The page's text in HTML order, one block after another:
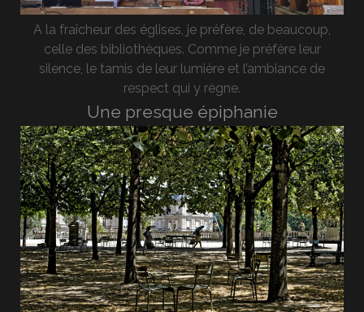
A la fraîcheur des églises, je préfère, de beaucoup,
celle des bibliothèques. Comme je préfère leur
silence, le tamis de leur lumière et l’ambiance de
respect qui y règne.
Une presque épiphanie